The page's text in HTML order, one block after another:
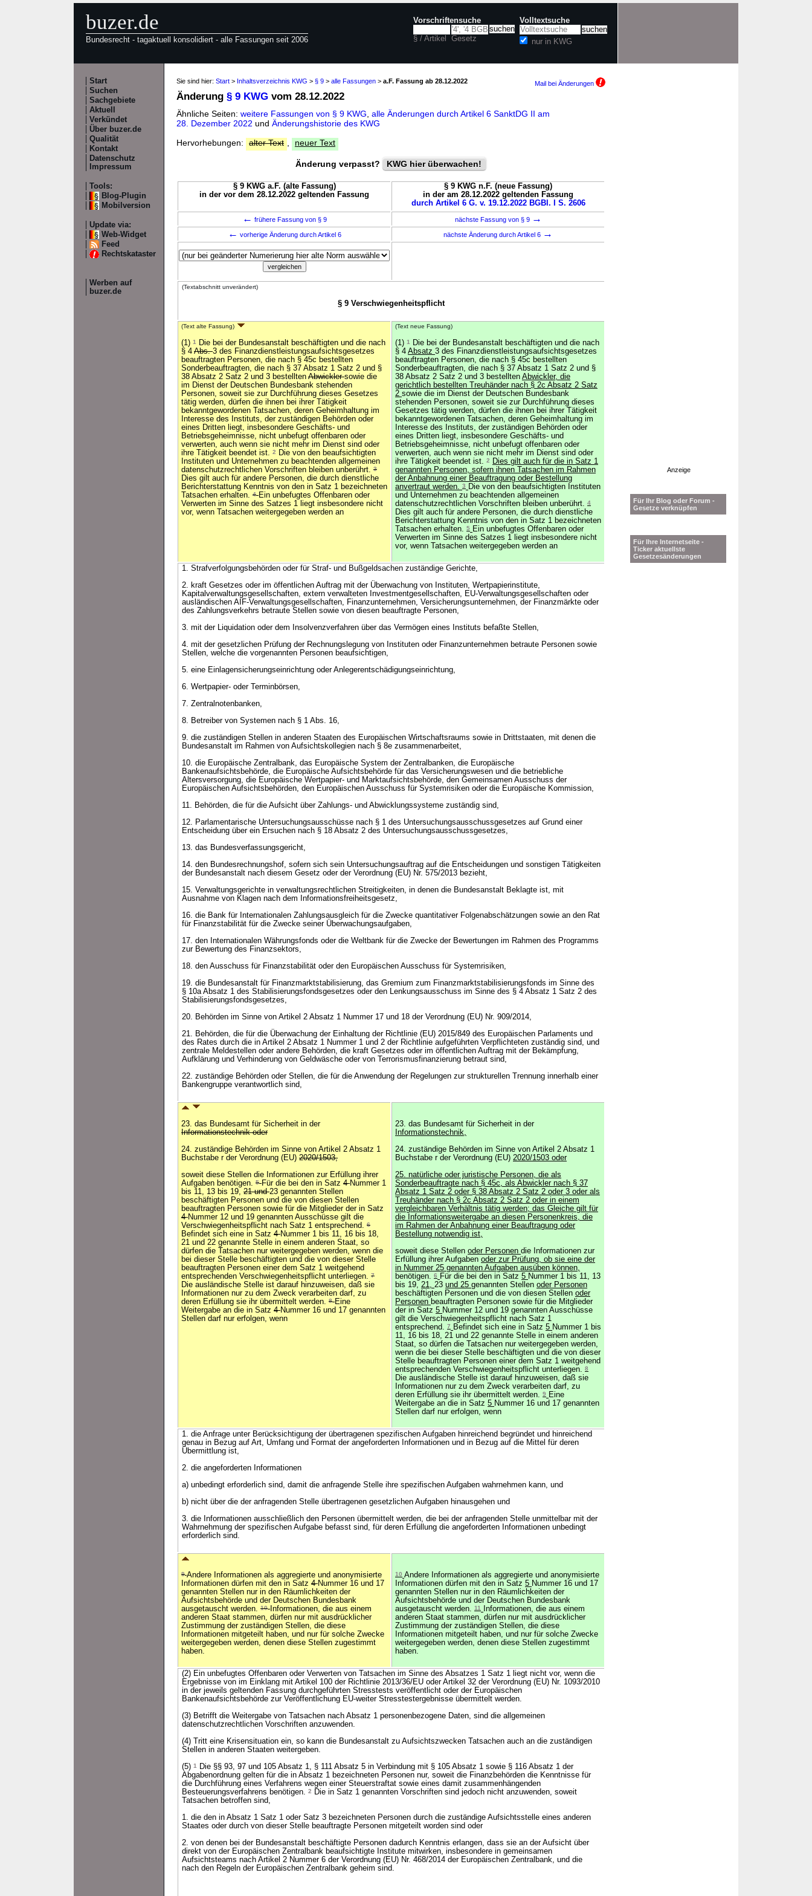
buzer.de
Bundesrecht - tagaktuell konsolidiert - alle Fassungen seit 2006
Vorschriftensuche
§ / Artikel Gesetz
Volltextsuche
nur in KWG
Start
Suchen
Sachgebiete
Aktuell
Verkündet
Über buzer.de
Qualität
Kontakt
Datenschutz
Impressum
Tools:
Blog-Plugin
Mobilversion
Update via:
Web-Widget
Feed
Rechtskataster
Werben auf
buzer.de
Sie sind hier: Start > Inhaltsverzeichnis KWG > § 9 > alle Fassungen > a.F. Fassung ab 28.12.2022 Mail bei Änderungen
Änderung § 9 KWG vom 28.12.2022
Ähnliche Seiten: weitere Fassungen von § 9 KWG alle Änderungen durch Artikel 6 SanktDG II am
28. Dezember 2022 und Änderungshistorie des KWG
Hervorhebungen:
alter Text neuer Text
Änderung verpasst? KWG hier überwachen!
§ 9 KWG a.F. (alte Fassung)
in der vor dem 28.12.2022 geltenden Fassung
§ 9 KWG n.F. (neue Fassung)
in der am 28.12.2022 geltenden Fassung
durch Artikel 6 G. v. 19.12.2022 BGBl. I S. 2606
← frühere Fassung von § 9 nächste Fassung von § 9 →
← vorherige Änderung durch Artikel 6 nächste Änderung durch Artikel 6 →
(Textabschnitt unverändert)
§ 9 Verschwiegenheitspflicht
(Text alte Fassung)
(1) 1
Die bei der Bundesanstalt beschäftigten und die nach
§ 4 Abs.3 des Finanzdienstleistungsaufsichtsgesetzes
beauftragten Personen, die nach § 45c bestellten
Sonderbeauftragten, die nach § 37 Absatz 1 Satz 2 und §
38 Absatz 2 Satz 2 und 3 bestellten Abwicklersowie die
im Dienst der Deutschen Bundesbank stehenden
Personen, soweit sie zur Durchführung dieses Gesetzes
tätig werden, dürfen die ihnen bei ihrer Tätigkeit
bekanntgewordenen Tatsachen, deren Geheimhaltung im
Interesse des Instituts, der zuständigen Behörden oder
eines Dritten liegt, insbesondere Geschäfts- und
Betriebsgeheimnisse, nicht unbefugt offenbaren oder
verwerten, auch wenn sie nicht mehr im Dienst sind oder
ihre Tätigkeit beendet ist. 2
Die von den beaufsichtigten
Instituten und Unternehmen zu beachtenden allgemeinen
datenschutzrechtlichen Vorschriften bleiben unberührt. 3
Dies gilt auch für andere Personen, die durch dienstliche
Berichterstattung Kenntnis von den in Satz 1 bezeichneten
Tatsachen erhalten. 4 Ein unbefugtes Offenbaren oder
Verwerten im Sinne des Satzes 1 liegt insbesondere nicht
vor, wenn Tatsachen weitergegeben werden an
(Text neue Fassung)
(1) 1
Die bei der Bundesanstalt beschäftigten und die nach
§ 4 Absatz 3 des Finanzdienstleistungsaufsichtsgesetzes
beauftragten Personen, die nach § 45c bestellten
Sonderbeauftragten, die nach § 37 Absatz 1 Satz 2 und §
38 Absatz 2 Satz 2 und 3 bestellten Abwickler, die
gerichtlich bestellten Treuhänder nach § 2c Absatz 2 Satz
2 sowie die im Dienst der Deutschen Bundesbank
stehenden Personen, soweit sie zur Durchführung dieses
Gesetzes tätig werden, dürfen die ihnen bei ihrer Tätigkeit
bekanntgewordenen Tatsachen, deren Geheimhaltung im
Interesse des Instituts, der zuständigen Behörden oder
eines Dritten liegt, insbesondere Geschäfts- und
Betriebsgeheimnisse, nicht unbefugt offenbaren oder
verwerten, auch wenn sie nicht mehr im Dienst sind oder
ihre Tätigkeit beendet ist. 2
Dies gilt auch für die in Satz 1
genannten Personen, sofern ihnen Tatsachen im Rahmen
der Anbahnung einer Beauftragung oder Bestellung
anvertraut werden. 3
Die von den beaufsichtigten Instituten
und Unternehmen zu beachtenden allgemeinen
datenschutzrechtlichen Vorschriften bleiben unberührt. 4
Dies gilt auch für andere Personen, die durch dienstliche
Berichterstattung Kenntnis von den in Satz 1 bezeichneten
Tatsachen erhalten. 5 Ein unbefugtes Offenbaren oder
Verwerten im Sinne des Satzes 1 liegt insbesondere nicht
vor, wenn Tatsachen weitergegeben werden an
1. Strafverfolgungsbehörden oder für Straf- und Bußgeldsachen zuständige Gerichte,
2. kraft Gesetzes oder im öffentlichen Auftrag mit der Überwachung von Instituten, Wertpapierinstitute,
Kapitalverwaltungsgesellschaften, extern verwalteten Investmentgesellschaften, EU-Verwaltungsgesellschaften oder
ausländischen AIF-Verwaltungsgesellschaften, Finanzunternehmen, Versicherungsunternehmen, der Finanzmärkte oder
des Zahlungsverkehrs betraute Stellen sowie von diesen beauftragte Personen,
3. mit der Liquidation oder dem Insolvenzverfahren über das Vermögen eines Instituts befaßte Stellen,
4. mit der gesetzlichen Prüfung der Rechnungslegung von Instituten oder Finanzunternehmen betraute Personen sowie
Stellen, welche die vorgenannten Personen beaufsichtigen,
5. eine Einlagensicherungseinrichtung oder Anlegerentschädigungseinrichtung,
6. Wertpapier- oder Terminbörsen,
7. Zentralnotenbanken,
8. Betreiber von Systemen nach § 1 Abs. 16,
9. die zuständigen Stellen in anderen Staaten des Europäischen Wirtschaftsraums sowie in Drittstaaten, mit denen die
Bundesanstalt im Rahmen von Aufsichtskollegien nach § 8e zusammenarbeitet,
10. die Europäische Zentralbank, das Europäische System der Zentralbanken, die Europäische
Bankenaufsichtsbehörde, die Europäische Aufsichtsbehörde für das Versicherungswesen und die betriebliche
Altersversorgung, die Europäische Wertpapier- und Marktaufsichtsbehörde, den Gemeinsamen Ausschuss der
Europäischen Aufsichtsbehörden, den Europäischen Ausschuss für Systemrisiken oder die Europäische Kommission,
11. Behörden, die für die Aufsicht über Zahlungs- und Abwicklungssysteme zuständig sind,
12. Parlamentarische Untersuchungsausschüsse nach § 1 des Untersuchungsausschussgesetzes auf Grund einer
Entscheidung über ein Ersuchen nach § 18 Absatz 2 des Untersuchungsausschussgesetzes,
13. das Bundesverfassungsgericht,
14. den Bundesrechnungshof, sofern sich sein Untersuchungsauftrag auf die Entscheidungen und sonstigen Tätigkeiten
der Bundesanstalt nach diesem Gesetz oder der Verordnung (EU) Nr. 575/2013 bezieht,
15. Verwaltungsgerichte in verwaltungsrechtlichen Streitigkeiten, in denen die Bundesanstalt Beklagte ist, mit
Ausnahme von Klagen nach dem Informationsfreiheitsgesetz,
16. die Bank für Internationalen Zahlungsausgleich für die Zwecke quantitativer Folgenabschätzungen sowie an den Rat
für Finanzstabilität für die Zwecke seiner Überwachungsaufgaben,
17. den Internationalen Währungsfonds oder die Weltbank für die Zwecke der Bewertungen im Rahmen des Programms
zur Bewertung des Finanzsektors,
18. den Ausschuss für Finanzstabilität oder den Europäischen Ausschuss für Systemrisiken,
19. die Bundesanstalt für Finanzmarktstabilisierung, das Gremium zum Finanzmarktstabilisierungsfonds im Sinne des
§ 10a Absatz 1 des Stabilisierungsfondsgesetzes oder den Lenkungsausschuss im Sinne des § 4 Absatz 1 Satz 2 des
Stabilisierungsfondsgesetzes,
20. Behörden im Sinne von Artikel 2 Absatz 1 Nummer 17 und 18 der Verordnung (EU) Nr. 909/2014,
21. Behörden, die für die Überwachung der Einhaltung der Richtlinie (EU) 2015/849 des Europäischen Parlaments und
des Rates durch die in Artikel 2 Absatz 1 Nummer 1 und 2 der Richtlinie aufgeführten Verpflichteten zuständig sind, und
zentrale Meldestellen oder andere Behörden, die kraft Gesetzes oder im öffentlichen Auftrag mit der Bekämpfung,
Aufklärung und Verhinderung von Geldwäsche oder von Terrorismusfinanzierung betraut sind,
22. zuständige Behörden oder Stellen, die für die Anwendung der Regelungen zur strukturellen Trennung innerhalb einer
Bankengruppe verantwortlich sind,
23. das Bundesamt für Sicherheit in der
Informationstechnik oder
24. zuständige Behörden im Sinne von Artikel 2 Absatz 1
Buchstabe r der Verordnung (EU) 2020/1503,
soweit diese Stellen die Informationen zur Erfüllung ihrer
Aufgaben benötigen. 5 Für die bei den in Satz 4Nummer 1
bis 11, 13 bis 19, 21 und23 genannten Stellen
beschäftigten Personen und die von diesen Stellen
beauftragten Personen sowie für die Mitglieder der in Satz
4Nummer 12 und 19 genannten Ausschüsse gilt die
Verschwiegenheitspflicht nach Satz 1 entsprechend. 6
Befindet sich eine in Satz 4Nummer 1 bis 11, 16 bis 18,
21 und 22 genannte Stelle in einem anderen Staat, so
dürfen die Tatsachen nur weitergegeben werden, wenn die
bei dieser Stelle beschäftigten und die von dieser Stelle
beauftragten Personen einer dem Satz 1 weitgehend
entsprechenden Verschwiegenheitspflicht unterliegen. 7
Die ausländische Stelle ist darauf hinzuweisen, daß sie
Informationen nur zu dem Zweck verarbeiten darf, zu
deren Erfüllung sie ihr übermittelt werden. 8 Eine
Weitergabe an die in Satz 4Nummer 16 und 17 genannten
Stellen darf nur erfolgen, wenn
23. das Bundesamt für Sicherheit in der
Informationstechnik,
24. zuständige Behörden im Sinne von Artikel 2 Absatz 1
Buchstabe r der Verordnung (EU) 2020/1503 oder
25. natürliche oder juristische Personen, die als
Sonderbeauftragte nach § 45c, als Abwickler nach § 37
Absatz 1 Satz 2 oder § 38 Absatz 2 Satz 2 oder 3 oder als
Treuhänder nach § 2c Absatz 2 Satz 2 oder in einem
vergleichbaren Verhältnis tätig werden; das Gleiche gilt für
die Informationsweitergabe an diesen Personenkreis, die
im Rahmen der Anbahnung einer Beauftragung oder
Bestellung notwendig ist,
soweit diese Stellen oder Personen die Informationen zur
Erfüllung ihrer Aufgaben oder zur Prüfung, ob sie eine der
in Nummer 25 genannten Aufgaben ausüben können,
benötigen. 6 Für die bei den in Satz 5 Nummer 1 bis 11, 13
bis 19, 21, 23 und 25 genannten Stellen oder Personen
beschäftigten Personen und die von diesen Stellen oder
Personen beauftragten Personen sowie für die Mitglieder
der in Satz 5 Nummer 12 und 19 genannten Ausschüsse
gilt die Verschwiegenheitspflicht nach Satz 1
entsprechend. 7 Befindet sich eine in Satz 5 Nummer 1 bis
11, 16 bis 18, 21 und 22 genannte Stelle in einem anderen
Staat, so dürfen die Tatsachen nur weitergegeben werden,
wenn die bei dieser Stelle beschäftigten und die von dieser
Stelle beauftragten Personen einer dem Satz 1 weitgehend
entsprechenden Verschwiegenheitspflicht unterliegen. 8
Die ausländische Stelle ist darauf hinzuweisen, daß sie
Informationen nur zu dem Zweck verarbeiten darf, zu
deren Erfüllung sie ihr übermittelt werden. 9
Eine
Weitergabe an die in Satz 5 Nummer 16 und 17 genannten
Stellen darf nur erfolgen, wenn
1. die Anfrage unter Berücksichtigung der übertragenen spezifischen Aufgaben hinreichend begründet und hinreichend
genau in Bezug auf Art, Umfang und Format der angeforderten Informationen und in Bezug auf die Mittel für deren
Übermittlung ist,
2. die angeforderten Informationen
a) unbedingt erforderlich sind, damit die anfragende Stelle ihre spezifischen Aufgaben wahrnehmen kann, und
b) nicht über die der anfragenden Stelle übertragenen gesetzlichen Aufgaben hinausgehen und
3. die Informationen ausschließlich den Personen übermittelt werden, die bei der anfragenden Stelle unmittelbar mit der
Wahrnehmung der spezifischen Aufgabe befasst sind, für deren Erfüllung die angeforderten Informationen unbedingt
erforderlich sind.
9 Andere Informationen als aggregierte und anonymisierte
Informationen dürfen mit den in Satz 4Nummer 16 und 17
genannten Stellen nur in den Räumlichkeiten der
Aufsichtsbehörde und der Deutschen Bundesbank
ausgetauscht werden. 10
Informationen, die aus einem
anderen Staat stammen, dürfen nur mit ausdrücklicher
Zustimmung der zuständigen Stellen, die diese
Informationen mitgeteilt haben, und nur für solche Zwecke
weitergegeben werden, denen diese Stellen zugestimmt
haben.
10 Andere Informationen als aggregierte und anonymisierte
Informationen dürfen mit den in Satz 5 Nummer 16 und 17
genannten Stellen nur in den Räumlichkeiten der
Aufsichtsbehörde und der Deutschen Bundesbank
ausgetauscht werden. 11
Informationen, die aus einem
anderen Staat stammen, dürfen nur mit ausdrücklicher
Zustimmung der zuständigen Stellen, die diese
Informationen mitgeteilt haben, und nur für solche Zwecke
weitergegeben werden, denen diese Stellen zugestimmt
haben.
(2) Ein unbefugtes Offenbaren oder Verwerten von Tatsachen im Sinne des Absatzes 1 Satz 1 liegt nicht vor, wenn die
Ergebnisse von im Einklang mit Artikel 100 der Richtlinie 2013/36/EU oder Artikel 32 der Verordnung (EU) Nr. 1093/2010
in der jeweils geltenden Fassung durchgeführten Stresstests veröffentlicht oder der Europäischen
Bankenaufsichtsbehörde zur Veröffentlichung EU-weiter Stresstestergebnisse übermittelt werden.
(3) Betrifft die Weitergabe von Tatsachen nach Absatz 1 personenbezogene Daten, sind die allgemeinen
datenschutzrechtlichen Vorschriften anzuwenden.
(4) Tritt eine Krisensituation ein, so kann die Bundesanstalt zu Aufsichtszwecken Tatsachen auch an die zuständigen
Stellen in anderen Staaten weitergeben.
(5) 1
Die §§ 93, 97 und 105 Absatz 1, § 111 Absatz 5 in Verbindung mit § 105 Absatz 1 sowie § 116 Absatz 1 der
Abgabenordnung gelten für die in Absatz 1 bezeichneten Personen nur, soweit die Finanzbehörden die Kenntnisse für
die Durchführung eines Verfahrens wegen einer Steuerstraftat sowie eines damit zusammenhängenden
Besteuerungsverfahrens benötigen. 2
Die in Satz 1 genannten Vorschriften sind jedoch nicht anzuwenden, soweit
Tatsachen betroffen sind,
1. die den in Absatz 1 Satz 1 oder Satz 3 bezeichneten Personen durch die zuständige Aufsichtsstelle eines anderen
Staates oder durch von dieser Stelle beauftragte Personen mitgeteilt worden sind oder
2. von denen bei der Bundesanstalt beschäftigte Personen dadurch Kenntnis erlangen, dass sie an der Aufsicht über
direkt von der Europäischen Zentralbank beaufsichtigte Institute mitwirken, insbesondere in gemeinsamen
Aufsichtsteams nach Artikel 2 Nummer 6 der Verordnung (EU) Nr. 468/2014 der Europäischen Zentralbank, und die
nach den Regeln der Europäischen Zentralbank geheim sind.
Anzeige
Für Ihr Blog oder Forum -
Gesetze verknüpfen
Für Ihre Internetseite -
Ticker aktuellste
Gesetzesänderungen